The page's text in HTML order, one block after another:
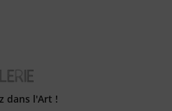
dans l'Art !